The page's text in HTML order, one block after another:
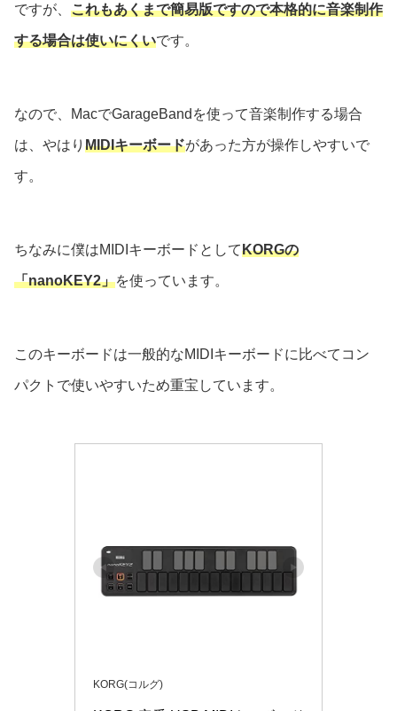
ですが、 これもあくまで簡易版ですので本格的に音楽制作
する場合は使いにくいです。
なので、MacでGarageBandを使って音楽制作する場合
は、やはり MIDIキーボードがあった方が操作しやすいで
す。
ちなみに僕はMIDIキーボードとしてKORGの
「nanoKEY2」を使っています。
このキーボードは一般的なMIDIキーボードに比べてコン
パクトで使いやすいため重宝しています。
KORG(コルグ)